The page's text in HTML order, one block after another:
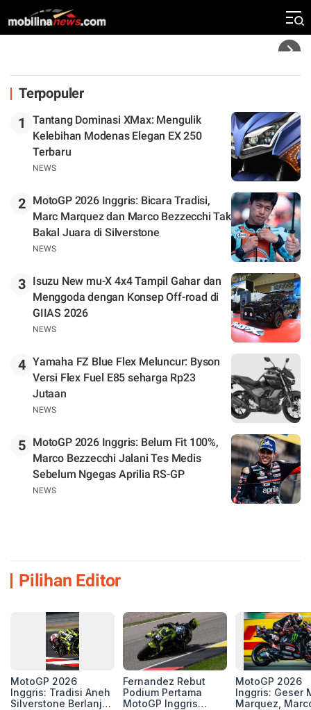
Zona Perburuan Gelar
Terpopuler
1
Tantang Dominasi XMax: Mengulik
Kelebihan Modenas Elegan EX 250
Terbaru
NEWS
2
MotoGP 2026 Inggris: Bicara Tradisi,
Marc Marquez dan Marco Bezzecchi Tak
Bakal Juara di Silverstone
NEWS
3
Isuzu New mu-X 4x4 Tampil Gahar dan
Menggoda dengan Konsep Off-road di
GIIAS 2026
NEWS
4 Yamaha FZ Blue Flex Meluncur: Byson
Versi Flex Fuel E85 seharga Rp23
Jutaan
NEWS
5
MotoGP 2026 Inggris: Belum Fit 100%,
Marco Bezzecchi Jalani Tes Medis
Sebelum Ngegas Aprilia RS-GP
NEWS
Pilihan Editor
MotoGP 2026
Inggris: Tradisi Aneh
Silverstone Berlanjut,
Fernandez Rebut
Podium Pertama
MotoGP Inggris
MotoGP 2026
Inggris: Geser
Marquez,